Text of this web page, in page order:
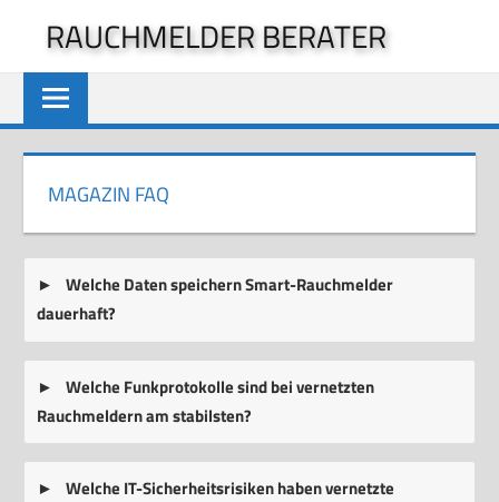
springen
RAUCHMELDER BERATER
MAGAZIN FAQ
Welche Daten speichern Smart-Rauchmelder
dauerhaft?
Welche Funkprotokolle sind bei vernetzten
Rauchmeldern am stabilsten?
Welche IT-Sicherheitsrisiken haben vernetzte